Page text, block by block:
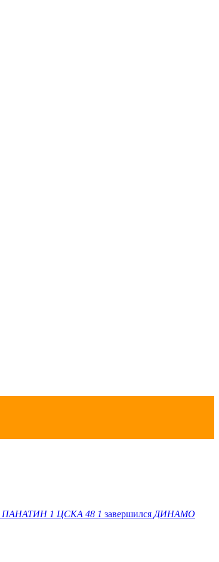
ПАНАТИН 1 ЦСКА 48 1 завершился ДИНАМО